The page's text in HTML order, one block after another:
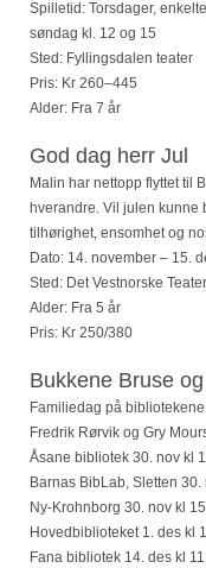
Spilletid: Torsdager, enkelte
søndag kl. 12 og 15
Sted: Fyllingsdalen teater
Pris: Kr 260–445
Alder: Fra 7 år
God dag herr Jul
Malin har nettopp flyttet til
hverandre. Vil julen kunne
tilhørighet, ensomhet og
Dato: 14. november – 15.
Sted: Det Vestnorske
Alder: Fra 5 år
Pris: Kr 250/380
Bukkene Bruse
Familiedag på
Fredrik Rørvik og Gry
Åsane bibliotek 30. nov kl
Barnas BibLab, Sletten 30.
Ny-Krohnborg 30. nov kl
Hovedbiblioteket 1. des kl
Fana bibliotek 14. des kl 11